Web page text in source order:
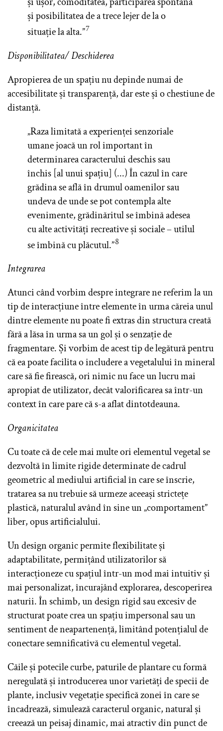
și posibilitatea de a trece lejer de la o
situație la alta.”7
Disponibilitatea/ Deschiderea
Apropierea de un spațiu nu depinde numai de
accesibilitate și transparență, dar este și o chestiune de
distanță.
„Raza limitată a experienței senzoriale
umane joacă un rol important în
determinarea caracterului deschis sau
închis [al unui spațiu] (...) În cazul în care
grădina se află în drumul oamenilor sau
undeva de unde se pot contempla alte
evenimente, grădinăritul se îmbină adesea
cu alte activități recreative și sociale – utilul
se îmbină cu plăcutul.”8
Integrarea
Atunci când vorbim despre integrare ne referim la un
tip de interacțiune între elemente în urma căreia unul
dintre elemente nu poate fi extras din structura creată
fără a lăsa în urma sa un gol și o senzație de
fragmentare. Și vorbim de acest tip de legătură pentru
că ea poate facilita o includere a vegetalului în mineral
care să fie firească, ori nimic nu face un lucru mai
apropiat de utilizator, decât valorificarea sa într-un
context în care pare că s-a aflat dintotdeauna.
Organicitatea
Cu toate că de cele mai multe ori elementul vegetal se
dezvoltă în limite rigide determinate de cadrul
geometric al mediului artificial în care se înscrie,
tratarea sa nu trebuie să urmeze aceeași strictețe
plastică, naturalul având în sine un „comportament”
liber, opus artificialului.
Un design organic permite flexibilitate și
adaptabilitate, permițând utilizatorilor să
interacționeze cu spațiul într-un mod mai intuitiv și
mai personalizat, încurajând explorarea, descoperirea
naturii. În schimb, un design rigid sau excesiv de
structurat poate crea un spațiu impersonal sau un
sentiment de neapartenență, limitând potențialul de
conectare semnificativă cu elementul vegetal.
Căile și potecile curbe, paturile de plantare cu formă
neregulată și introducerea unor varietăți de specii de
plante, inclusiv vegetație specifică zonei în care se
încadrează, simulează caracterul organic, natural și
creează un peisaj dinamic, mai atractiv din punct de